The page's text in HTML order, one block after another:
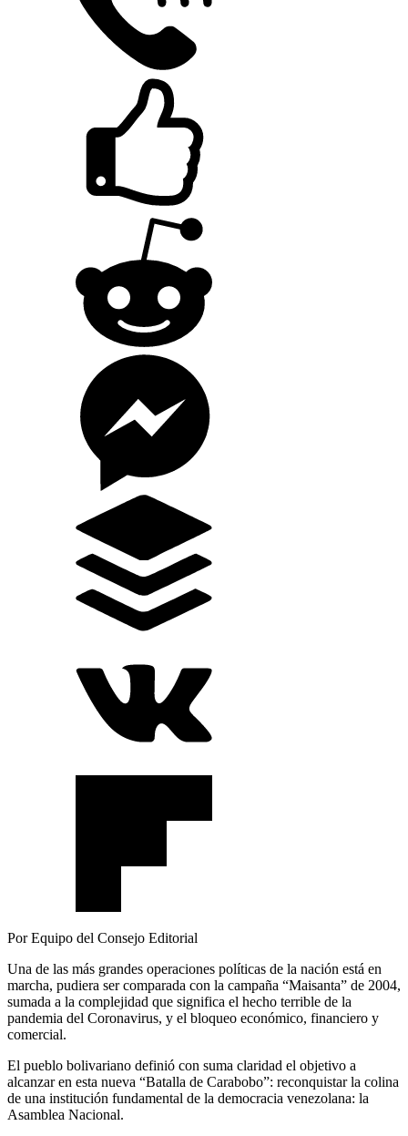
Por Equipo del Consejo Editorial
Una de las más grandes operaciones políticas de la nación está en
marcha, pudiera ser comparada con la campaña “Maisanta” de 2004,
sumada a la complejidad que significa el hecho terrible de la
pandemia del Coronavirus, y el bloqueo económico, financiero y
comercial.
El pueblo bolivariano definió con suma claridad el objetivo a
alcanzar en esta nueva “Batalla de Carabobo”: reconquistar la colina
de una institución fundamental de la democracia venezolana: la
Asamblea Nacional.